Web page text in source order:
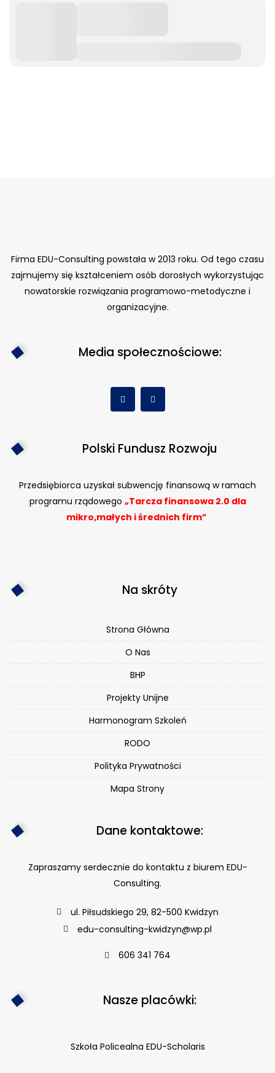
Firma EDU-Consulting powstała w 2013 roku. Od tego czasu
zajmujemy się kształceniem osób dorosłych wykorzystując
nowatorskie rozwiązania programowo-metodyczne i
organizacyjne.
Media społecznościowe:
Polski Fundusz Rozwoju
Przedsiębiorca uzyskał subwencję finansową w ramach
programu rządowego „Tarcza finansowa 2.0 dla
mikro,małych i średnich firm”
Na skróty
Strona Główna
O Nas
BHP
Projekty Unijne
Harmonogram Szkoleń
RODO
Polityka Prywatności
Mapa Strony
Dane kontaktowe:
Zapraszamy serdecznie do kontaktu z biurem EDU-
Consulting.
ul. Piłsudskiego 29, 82-500 Kwidzyn
edu-consulting-kwidzyn@wp.pl
606 341 764
Nasze placówki:
Szkoła Policealna EDU-Scholaris